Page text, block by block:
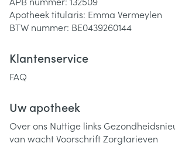
Apotheek titularis: Emma Vermeylen
BTW nummer: BE0439260144
Klantenservice
FAQ
Uw apotheek
Over ons Nuttige links
van wachtVoorschriftZorgtarieven